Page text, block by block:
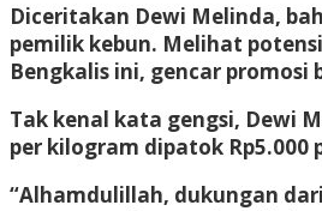
Diceritakan Dewi Melinda,
pemilik kebun. Melihat
Bengkalis ini, gencar
Tak kenal kata gengsi, Dewi
per kilogram dipatok
“Alhamdulillah, dukungan